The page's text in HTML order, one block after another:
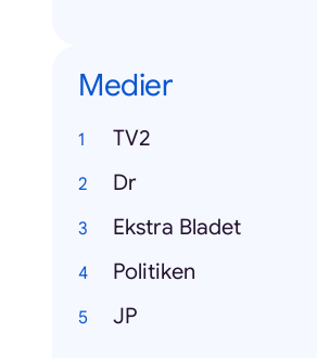
Medier
TV2
Dr
Ekstra Bladet
Politiken
JP